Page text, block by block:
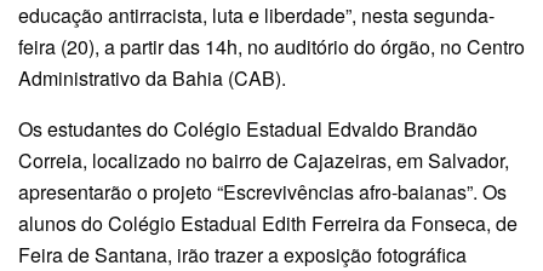
educação antirracista, luta e liberdade”, nesta segunda-
feira (20), a partir das 14h, no auditório do órgão, no Centro
Administrativo da Bahia (CAB).
Os estudantes do Colégio Estadual Edvaldo Brandão
Correia, localizado no bairro de Cajazeiras, em Salvador,
apresentarão o projeto “Escrevivências afro-baianas”. Os
alunos do Colégio Estadual Edith Ferreira da Fonseca, de
Feira de Santana, irão trazer a exposição fotográfica